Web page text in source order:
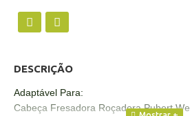
DESCRIÇÃO
Adaptável Para:
Cabeça Fresadora Roçadora Pubert